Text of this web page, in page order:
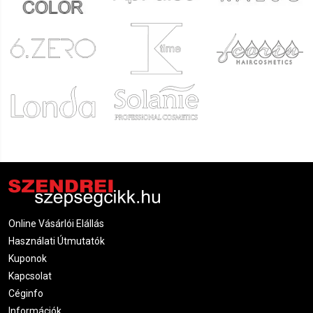
kényelmesen beállíthatod.
Kifejezetten pedikűrös
kezelésekhez tervezve, állítható lábtartóval és
ergonomikus kialakítással.
Rugalmas és könnyen mozgatható széket keresel.
Szeretnéd csökkenteni a terhelést a derekadon és a
3.Kozmetikai eszközkocsiés kezelőtornyok
A rendezettség kulcsfontosságú egy szalonban, hiszen egy
jól rendszerezett térben gyorsabban és hatékonyabban
Eszközkocsik:Több polccal és fiókkal rendelkeznek,
hogy a kozmetikai eszközeid és kellékeid mindig kéznél
legyenek.
kevés hely áll rendelkezésedre.
Online Vásárlói Elállás
Használati Útmutatók
Kuponok
Kapcsolat
Céginfo
Információk